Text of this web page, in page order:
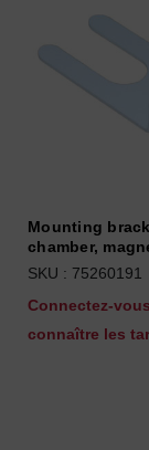
Mounting
chamber,
SKU : 75260191
Connectez-
connaître les